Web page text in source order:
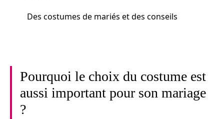
Des costumes de mariés et des conseils
Pourquoi le choix du costume est
aussi important pour son mariage
?